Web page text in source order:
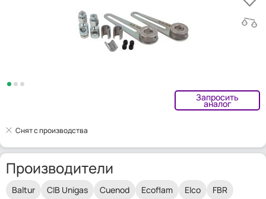
Запросить
аналог
Снят с производства
Производители
Baltur CIB Unigas Cuenod Ecoflam Elco
FBR